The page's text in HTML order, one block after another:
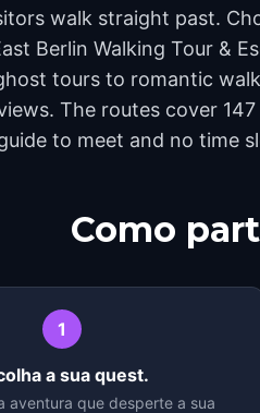
walk straight past.
Berlin Walking Tour &
tours to romantic
The routes cover
to meet and no time
Como
1
a sua quest.
aventura que desperte a sua